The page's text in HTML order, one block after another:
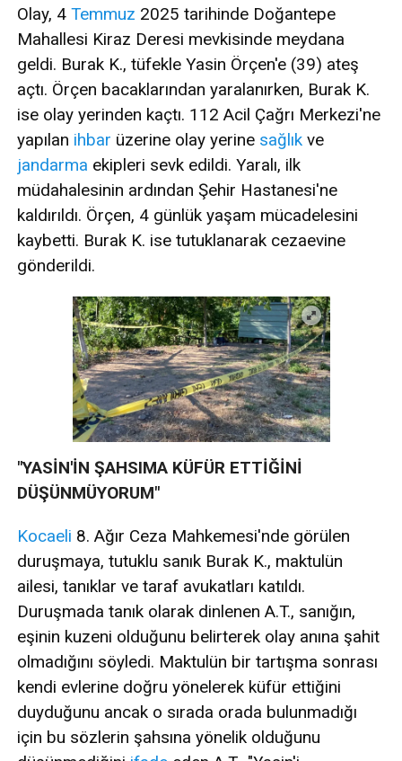
Olay, 4 Temmuz 2025 tarihinde Doğantepe
Mahallesi Kiraz Deresi mevkisinde meydana
geldi. Burak K., tüfekle Yasin Örçen'e (39) ateş
açtı. Örçen bacaklarından yaralanırken, Burak K.
ise olay yerinden kaçtı. 112 Acil Çağrı Merkezi'ne
yapılan ihbar üzerine olay yerine sağlık ve
jandarma ekipleri sevk edildi. Yaralı, ilk
müdahalesinin ardından Şehir Hastanesi'ne
kaldırıldı. Örçen, 4 günlük yaşam mücadelesini
kaybetti. Burak K. ise tutuklanarak cezaevine
gönderildi.
"YASİN'İN ŞAHSIMA KÜFÜR ETTİĞİNİ
DÜŞÜNMÜYORUM"
Kocaeli 8. Ağır Ceza Mahkemesi'nde görülen
duruşmaya, tutuklu sanık Burak K., maktulün
ailesi, tanıklar ve taraf avukatları katıldı.
Duruşmada tanık olarak dinlenen A.T., sanığın,
eşinin kuzeni olduğunu belirterek olay anına şahit
olmadığını söyledi. Maktulün bir tartışma sonrası
kendi evlerine doğru yönelerek küfür ettiğini
duyduğunu ancak o sırada orada bulunmadığı
için bu sözlerin şahsına yönelik olduğunu